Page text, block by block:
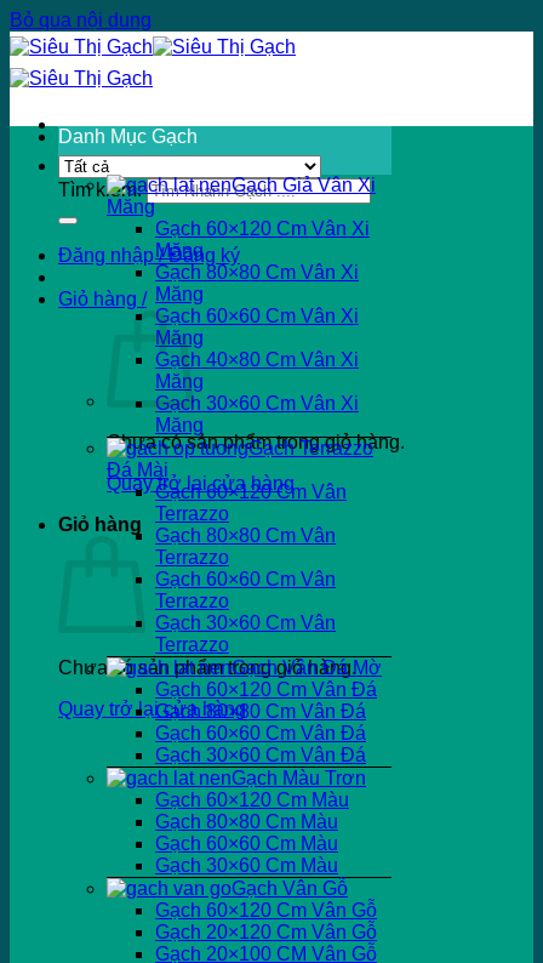
Bỏ qua nội dung
Tìm kiếm:
Đăng nhập / Đăng ký
Giỏ hàng /
Chưa có sản phẩm trong giỏ hàng.
Quay trở lại cửa hàng
Giỏ hàng
Chưa có sản phẩm trong giỏ hàng.
Quay trở lại cửa hàng
Danh Mục Gạch
Gạch Giả Vân Xi
Măng
Gạch 60×120 Cm Vân Xi
Măng
Gạch 80×80 Cm Vân Xi
Măng
Gạch 60×60 Cm Vân Xi
Măng
Gạch 40×80 Cm Vân Xi
Măng
Gạch 30×60 Cm Vân Xi
Măng
Gạch Terrazzo
Đá Mài
Gạch 60×120 Cm Vân
Terrazzo
Gạch 80×80 Cm Vân
Terrazzo
Gạch 60×60 Cm Vân
Terrazzo
Gạch 30×60 Cm Vân
Terrazzo
Gạch Vân Đá Mờ
Gạch 60×120 Cm Vân Đá
Gạch 80×80 Cm Vân Đá
Gạch 60×60 Cm Vân Đá
Gạch 30×60 Cm Vân Đá
Gạch Màu Trơn
Gạch 60×120 Cm Màu
Gạch 80×80 Cm Màu
Gạch 60×60 Cm Màu
Gạch 30×60 Cm Màu
Gạch Vân Gỗ
Gạch 60×120 Cm Vân Gỗ
Gạch 20×120 Cm Vân Gỗ
Gạch 20×100 CM Vân Gỗ